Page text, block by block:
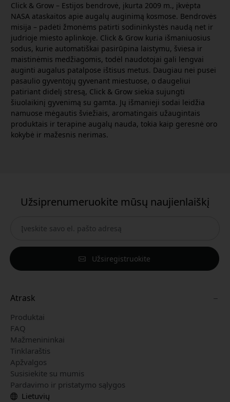
Click & Grow – Estijos bendrovė, įkurta 2009 m., įkvėpta
NASA ataskaitos apie augalų auginimą kosmose. Bendrovės
misija – padėti žmonėms patirti sodininkystės naudą net ir
judrioje miesto aplinkoje. Click & Grow kuria išmaniuosius
sodus, kurie automatiškai pasirūpina laistymu, šviesa ir
maistinėmis medžiagomis, todėl naudotojai gali lengvai
auginti augalus patalpose ištisus metus. Daugiau nei pusei
pasaulio gyventojų gyvenant miestuose, o daugeliui
patiriant didelį stresą, Click & Grow siekia sujungti
šiuolaikinį gyvenimą su gamta. Jų išmanieji sodai leidžia
namuose mėgautis šviežiais, aromatingais užaugintais
produktais ir terapine augalų nauda, tokia kaip geresnė oro
kokybė ir mažesnis nerimas.
Užsiprenumeruokite mūsų naujienlaiškį
Užsiregistruokite
Atrask
Produktai
FAQ
Mažmenininkai
Tinklaraštis
Apžvalgos
Susisiekite su mumis
Pardavimo ir pristatymo sąlygos
Lietuvių